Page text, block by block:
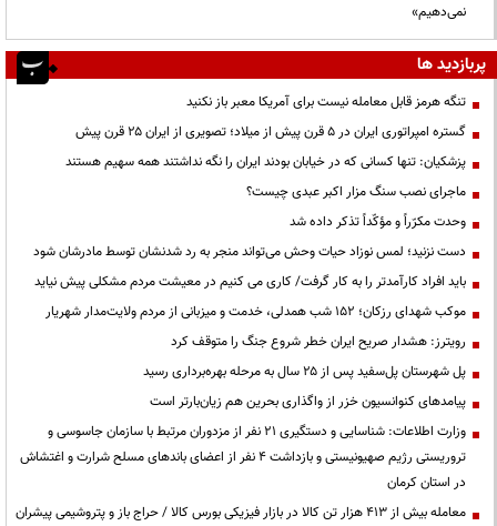
نمی‌دهیم»
پربازدید ها
تنگه هرمز قابل معامله نیست برای آمریکا معبر باز نکنید
گستره امپراتوری ایران در ۵ قرن پیش از میلاد؛ تصویری از ایران ۲۵ قرن پیش
پزشکیان: تنها کسانی که در خیابان بودند ایران را نگه نداشتند همه سهیم هستند
ماجرای نصب سنگ مزار اکبر عبدی چیست؟
وحدت مکرّراً و مؤکّداً تذکر داده شد
دست نزنید؛ لمس نوزاد حیات وحش می‌تواند منجر به رد شدنشان توسط مادرشان شود
باید افراد کارآمدتر را به کار گرفت/ کاری می کنیم در معیشت مردم مشکلی پیش نیاید
موکب شهدای رزکان؛ ۱۵۲ شب همدلی، خدمت و میزبانی از مردم ولایت‌مدار شهریار
رویترز: هشدار صریح ایران خطر شروع جنگ را متوقف کرد
پل شهرستان پل‌سفید پس از ۲۵ سال به مرحله بهره‌برداری رسید
پیامدهای کنوانسیون خزر از واگذاری بحرین هم زیان‌بارتر است
وزارت اطلاعات: شناسایی و دستگیری ۲۱ نفر از مزدوران مرتبط با سازمان جاسوسی و
تروریستی رژیم صهیونیستی و بازداشت ۴ نفر از اعضای باندهای مسلح شرارت و اغتشاش
در استان کرمان
معامله بیش از ۴۱۳ هزار تن کالا در بازار فیزیکی بورس کالا / حراج باز و پتروشیمی پیشران